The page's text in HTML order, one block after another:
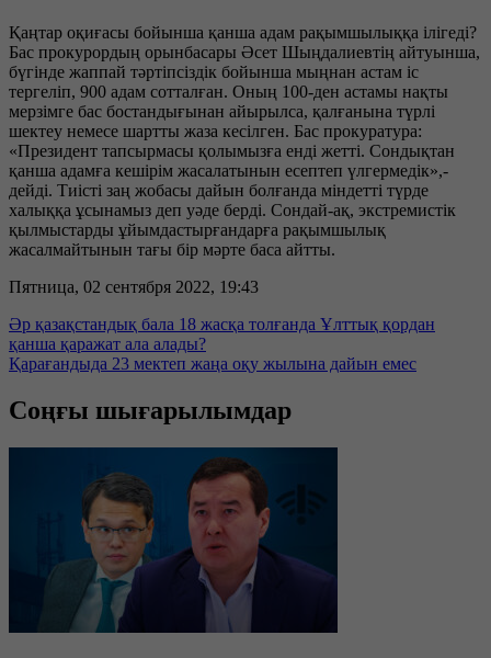
Қаңтар оқиғасы бойынша қанша адам рақымшылыққа ілігеді?
Бас прокурордың орынбасары Әсет Шыңдалиевтің айтуынша,
бүгінде жаппай тәртіпсіздік бойынша мыңнан астам іс
тергеліп, 900 адам сотталған. Оның 100-ден астамы нақты
мерзімге бас бостандығынан айырылса, қалғанына түрлі
шектеу немесе шартты жаза кесілген. Бас прокуратура:
«Президент тапсырмасы қолымызға енді жетті. Сондықтан
қанша адамға кешірім жасалатынын есептеп үлгермедік»,-
дейді. Тиісті заң жобасы дайын болғанда міндетті түрде
халыққа ұсынамыз деп уәде берді. Сондай-ақ, экстремистік
қылмыстарды ұйымдастырғандарға рақымшылық
жасалмайтынын тағы бір мәрте баса айтты.
Пятница, 02 сентября 2022, 19:43
Әр қазақстандық бала 18 жасқа толғанда Ұлттық қордан
қанша қаражат ала алады?
Қарағандыда 23 мектеп жаңа оқу жылына дайын емес
Соңғы шығарылымдар